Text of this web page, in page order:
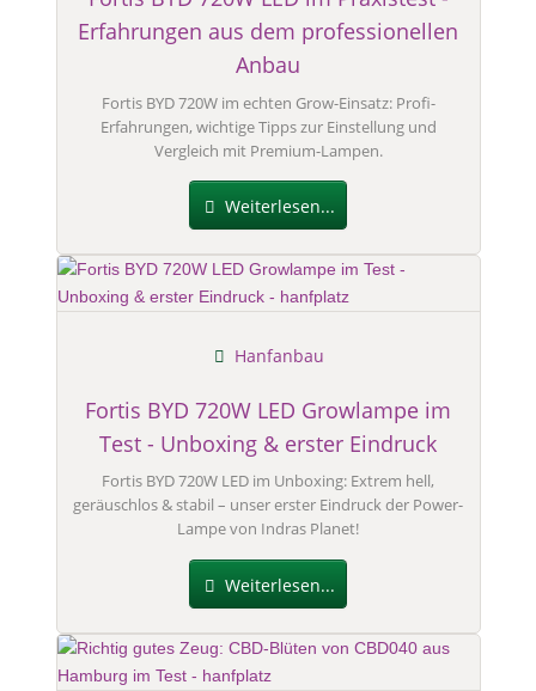
Erfahrungen aus dem professionellen
Anbau
Fortis BYD 720W im echten Grow-Einsatz: Profi-
Erfahrungen, wichtige Tipps zur Einstellung und
Vergleich mit Premium-Lampen.
Weiterlesen...
Fortis BYD 720W LED Growlampe im
Test - Unboxing & erster Eindruck
Hanfanbau
Fortis BYD 720W LED im Unboxing: Extrem hell,
geräuschlos & stabil – unser erster Eindruck der Power-
Lampe von Indras Planet!
Weiterlesen...